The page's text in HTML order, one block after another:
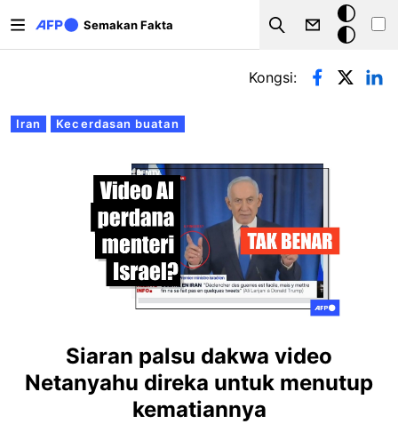
Semakan Fakta
Search
Mod
gelap
Tab-tab utama
Iran Kecerdasan buatan
Kongsi:
Siaran palsu dakwa video
Netanyahu direka untuk menutup
kematiannya